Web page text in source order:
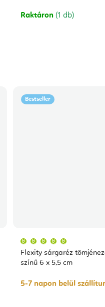
csillag.
Raktáron (1 db)
Bestseller
Flexity sárgaréz
színű 6 x 5,5 cm
átlagos
értékelése
5-
csillag.
5-7 napon belül